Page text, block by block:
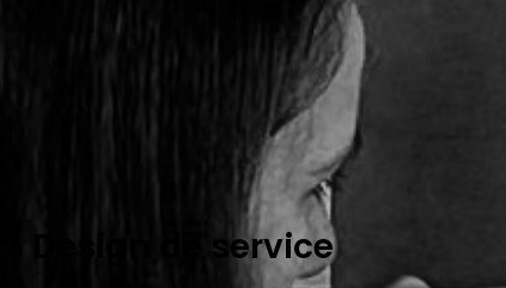
Design de service